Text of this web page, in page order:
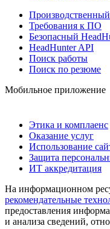
Требования к ПО
Безопасный
HeadHunter API
Поиск работы
Поиск по резюме
Мобильное приложение
Этика и комплаенс
Оказание услуг
Использование
Защита
ИТ аккредитация
На информационном
рекомендательные
предоставления
и анализа сведений,